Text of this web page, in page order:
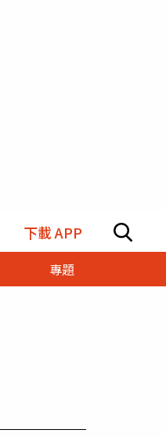
下載 APP
專題